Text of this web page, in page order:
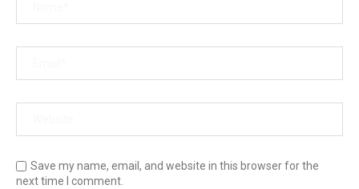
Save my name, email, and website in this browser for the
next time I comment.